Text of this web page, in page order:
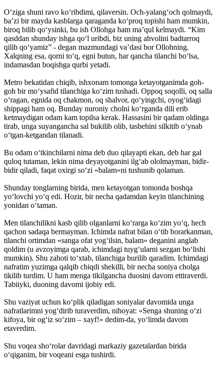
O‘ziga shuni ravo ko‘ribdimi, qilaversin. Och-yalang‘och qolmaydi,
ba’zi bir mayda kasblarga qaraganda ko‘proq topishi ham mumkin,
biroq bilib qo‘ysinki, bu ish Ollohga ham ma’qul kelmaydi. “Kim
qasddan shunday ishga qo‘l uribdi, biz uning ahvolini badtarroq
qilib qo‘yamiz” - degan mazmundagi va’dasi bor Ollohning.
Xalqning esa, qorni to‘q, egni butun, har qancha tilanchi bo‘lsa,
indamasdan boqishga qurbi yetadi.
Metro bekatidan chiqib, ishxonam tomonga ketayotganimda goh-
goh bir mo‘ysafid tilanchiga ko‘zim tushadi. Oppoq soqolli, oq salla
o‘ragan, egnida oq chakmon, oq shalvor, qo‘yingchi, oyog‘idagi
shippagi ham oq. Bunday nuroniy cholni ko‘rganda dili erib
ketmaydigan odam kam topilsa kerak. Hassasini bir qadam oldinga
tirab, unga suyangancha sal bukilib olib, tasbehini silkitib o‘ynab
o‘tgan-ketgandan tilanadi.
Bu odam o‘tkinchilarni nima deb duo qilayapti ekan, deb har gal
quloq tutaman, lekin nima deyayotganini ilg‘ab ololmayman, bidir-
bidir qiladi, faqat oxirgi so‘zi «balam»ni tushunib qolaman.
Shunday tonglarning birida, men ketayotgan tomonda boshqa
yo‘lovchi yo‘q edi. Hozir, bir necha qadamdan keyin tilanchining
yonidan o‘taman.
Men tilanchilikni kasb qilib olganlarni ko‘rarga ko‘zim yo‘q, hech
qachon sadaqa bermayman. Ichimda nafrat bilan o‘tib borarkanman,
tilanchi ortimdan «sanga ofat yog‘ilsin, balam» deganini anglab
qoldim (u avzoyimga qarab, ichimdagi tuyg‘ularni sezgan bo‘lishi
mumkin). Shu zahoti to‘xtab, tilanchiga burilib qaradim. Ichimdagi
nafratim yuzimga qalqib chiqdi shekilli, bir necha soniya cholga
tikilib turdim. U ham menga tikilgancha duosini davom ettiraverdi.
Tabiiyki, duoning davomi ijobiy edi.
Shu vaziyat uchun ko‘plik qiladigan soniyalar davomida unga
nafratlarimni yog‘dirib turaverdim, nihoyat: «Senga shuning o‘zi
kifoya, bir og‘iz so‘zim – xayf!» dedim-da, yo‘limda davom
etaverdim.
Shu voqea sho‘rolar davridagi markaziy gazetalardan birida
o‘qiganim, bir voqeani esga tushirdi.